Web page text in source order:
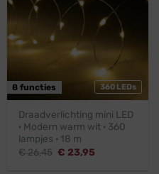
360 LEDs
8 functies
Draadverlichting mini LED
· Modern warm wit · 360
lampjes · 18 m
€26,45 Oorspronkelijke
€ 23,95